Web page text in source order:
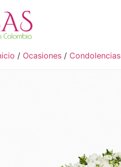
/ Ocasiones / Condolencias